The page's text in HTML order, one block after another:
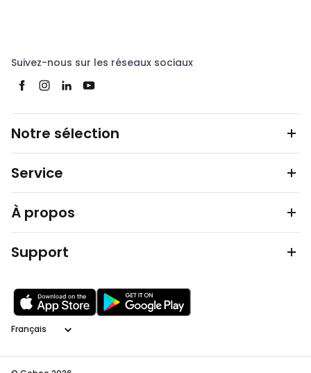
Suivez-nous sur les réseaux sociaux
Notre sélection
Service
À propos
Support
Langage